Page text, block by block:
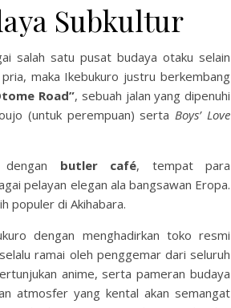
Subkultur
salah satu pusat budaya otaku selain
maka Ikebukuro justru berkembang
Road”, sebuah jalan yang dipenuhi
(untuk perempuan) sertaBoys’ Love
butler café, tempat para
pelayan elegan ala bangsawan Eropa.
populer di Akihabara.
dengan menghadirkan toko resmi
ramai oleh penggemar dari seluruh
anime, serta pameran budaya
atmosfer yang kental akan semangat